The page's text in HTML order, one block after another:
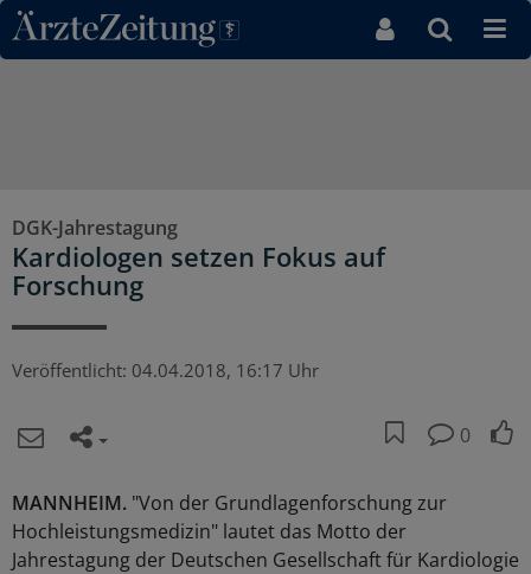
Direkt zum Inhaltsbereich
DGK-Jahrestagung
Kardiologen setzen Fokus auf
Forschung
Veröffentlicht: 04.04.2018, 16:17 Uhr
0
MANNHEIM. "Von der Grundlagenforschung zur
Hochleistungsmedizin" lautet das Motto der
Jahrestagung der Deutschen Gesellschaft für Kardiologie